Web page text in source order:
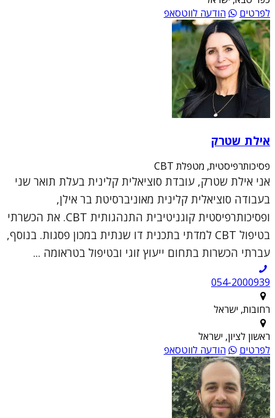
לפרטים
הודעה לווטסאפ
אילת שטרק
פסיכותרפיסטית, מטפלת CBT
אני אילת שטרק, עובדת סוציאלית קלינית בעלת תואר שני
בעבודה סוציאלית קלינית מאוניברסיטת בר אילן,
ופסיכותרפיסטית קוגניטיבית התנהגותית CBT. את הכשרתי
בטיפול CBT למדתי בתכנית דו שנתית במכון פסגות. בנוסף,
עברתי הכשרות בתחום ייעוץ זוגי ובטיפול בטראומה ...
054-2000939
רחובות, ישראל
ראשון לציון, ישראל
לפרטים
הודעה לווטסאפ